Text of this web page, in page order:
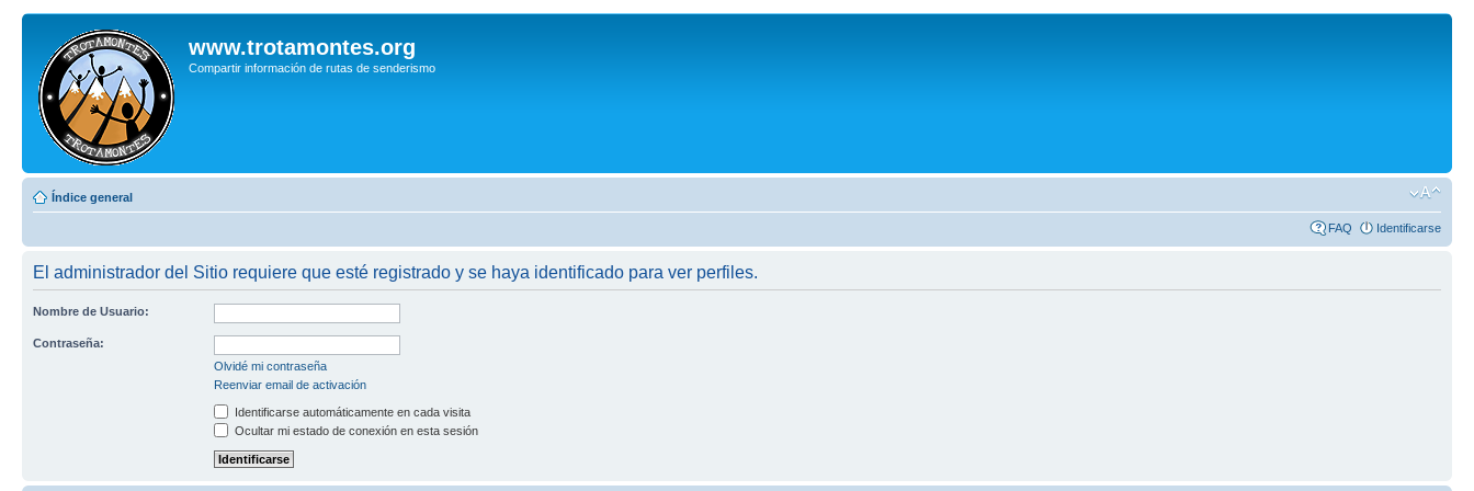
www.trotamontes.org
Compartir información de rutas de senderismo
Índice general
FAQ Identificarse
El administrador del Sitio requiere que esté registrado y se haya identificado para ver perfiles.
Nombre de Usuario:
Contraseña:
Olvidé mi contraseña
Reenviar email de activación
Identificarse automáticamente en cada visita
Ocultar mi estado de conexión en esta sesión